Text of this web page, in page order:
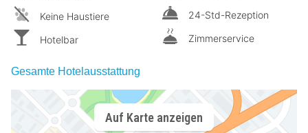
Keine Haustiere
Hotelbar
24-Std-Rezeption
Zimmerservice
Gesamte Hotelausstattung
Auf Karte anzeigen